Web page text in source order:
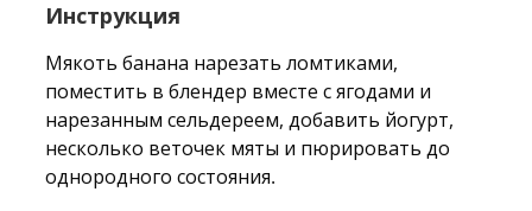
Инструкция
Мякоть банана нарезать ломтиками,
поместить в блендер вместе с ягодами и
нарезанным сельдереем, добавить йогурт,
несколько веточек мяты и пюрировать до
однородного состояния.